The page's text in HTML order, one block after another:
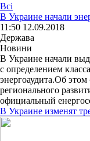
Всі
В Украине начали
11:50 12.09.2018
Держава
Новини
В Украине начали
с определением
энергоаудита.Об
регионального
официальный
В Украине изменят